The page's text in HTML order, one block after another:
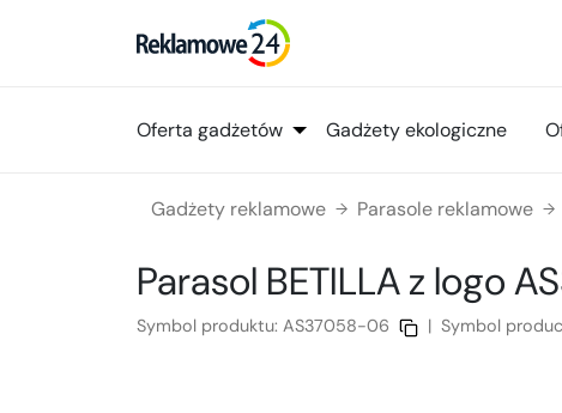
Oferta gadżetów Gadżety ekologiczne
Gadżety reklamowe → Parasole reklamowe →
Parasol BETILLAz logo
Symbol produktu: AS37058-06 | Symbol